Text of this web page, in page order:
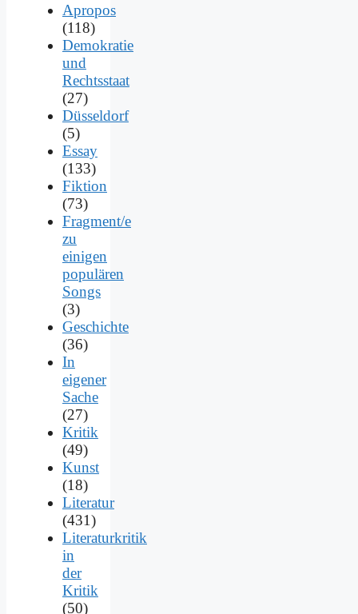
Apropos
(118)
Demokratie
und
Rechtsstaat
(27)
Düsseldorf
(5)
Essay
(133)
Fiktion
(73)
Fragment/e
zu
einigen
populären
Songs
(3)
Geschichte
(36)
In
eigener
Sache
(27)
Kritik
(49)
Kunst
(18)
Literatur
(431)
Literaturkritik
in
der
Kritik
(50)